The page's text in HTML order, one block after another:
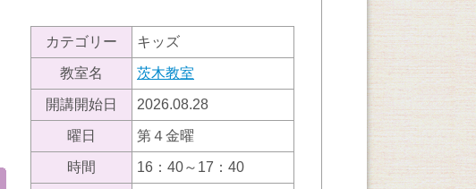
カテゴリー キッズ
教室名 茨木教室
開講開始日 2026.08.28
曜日 第４金曜
時間 16：40～17：40